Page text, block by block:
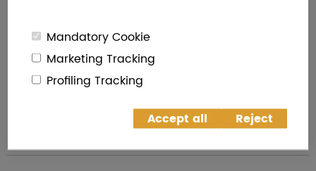
Mandatory Cookie
Marketing Tracking
Profiling Tracking
Accept all Reject
parlando?
BUY
SHARE